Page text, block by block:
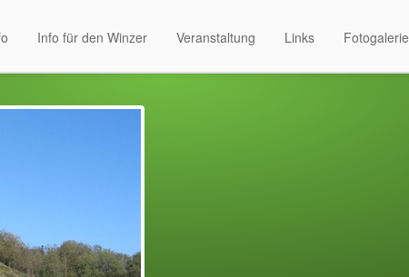
Info für den Winzer Veranstaltung Links Fotogalerie